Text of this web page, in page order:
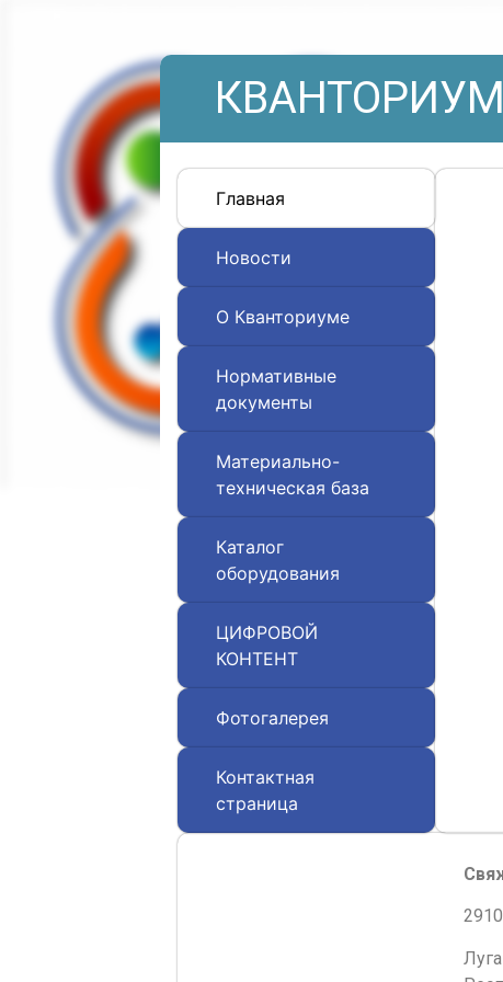
Главная
Новости
О Кванториуме
Нормативные
документы
Материально-
техническая база
Каталог
оборудования
ЦИФРОВОЙ
КОНТЕНТ
Фотогалерея
Контактная
страница